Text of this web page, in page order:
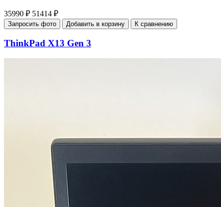
35990 ₽ 51414 ₽
Запросить фото Добавить в корзину К сравнению
ThinkPad X13 Gen 3